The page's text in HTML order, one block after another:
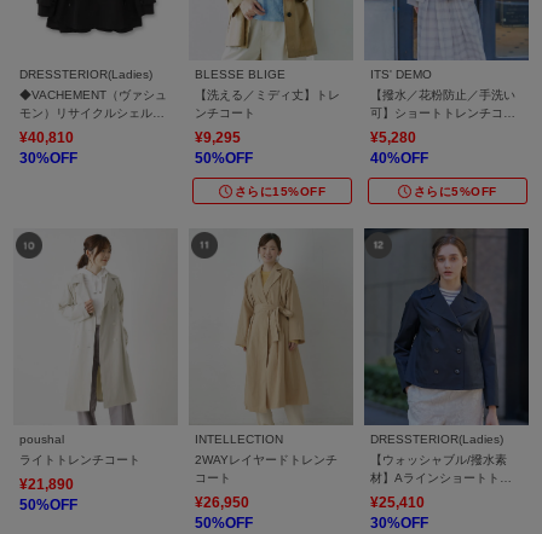
DRESSTERIOR(Ladies)
◆VACHEMENT（ヴァシュ
モン）リサイクルシェルタ
フタショートトレンチ
¥40,810
30%OFF
BLESSE BLIGE
【洗える／ミディ丈】トレ
ンチコート
¥9,295
50%OFF
さらに15%OFF
ITS' DEMO
【撥水／花粉防止／手洗い
可】ショートトレンチコー
ト
¥5,280
40%OFF
さらに5%OFF
poushal
ライトトレンチコート
¥21,890
50%OFF
INTELLECTION
2WAYレイヤードトレンチ
コート
¥26,950
50%OFF
DRESSTERIOR(Ladies)
【ウォッシャブル/撥水素
材】Aラインショートトレ
ンチジャケット
¥25,410
30%OFF